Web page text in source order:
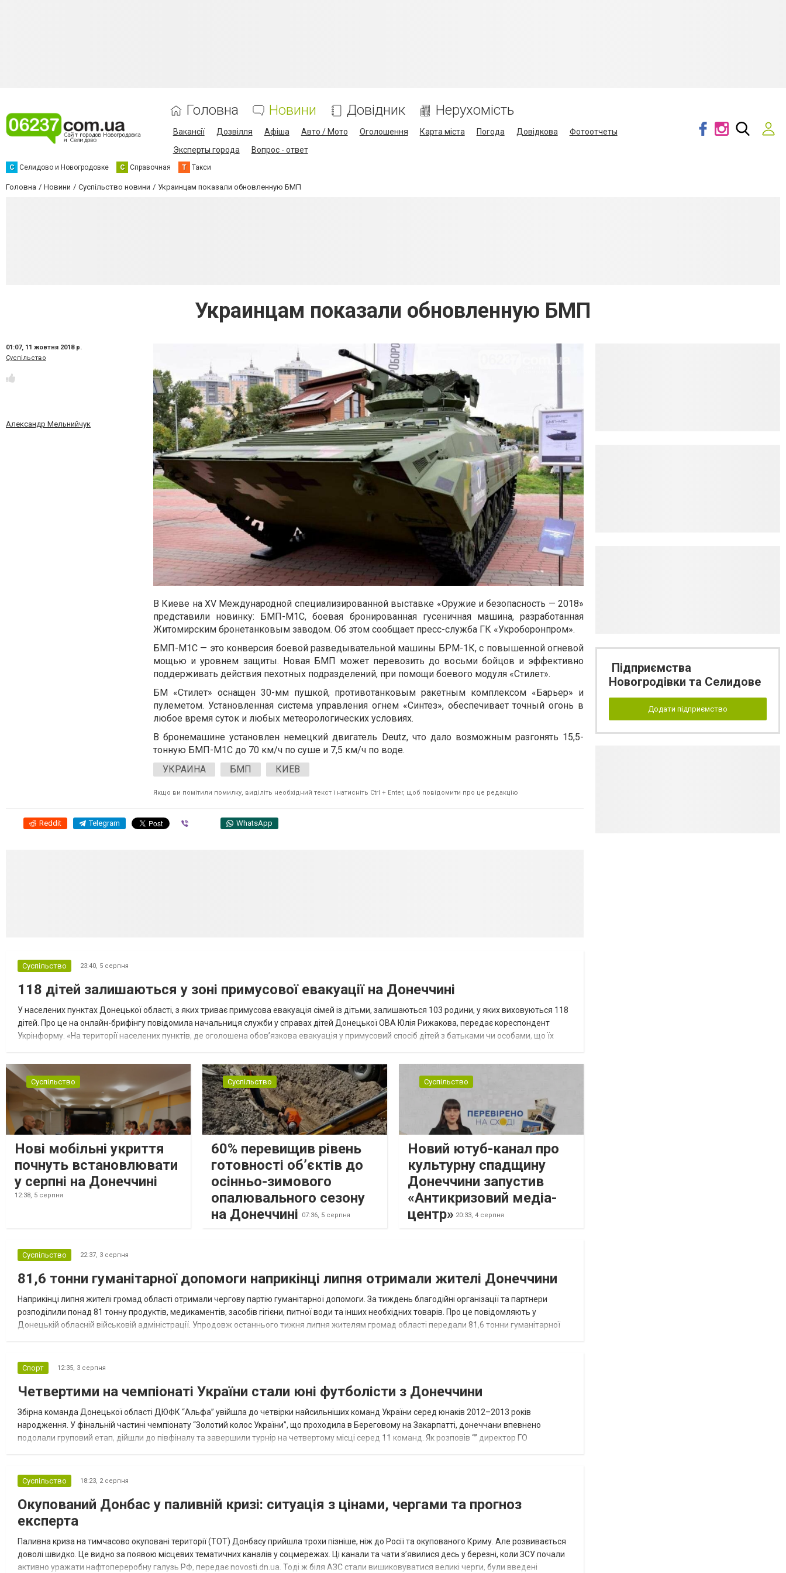
Головна Новини Довідник Нерухомість
Вакансії Дозвілля Афіша Авто / Мото Оголошення Карта міста Погода Довідкова
Фотоотчеты
Эксперты города
Вопрос - ответ
С Селидово и Новогродовке С Справочная Т Такси
Головна Новини Суспільство новини Украинцам показали обновленную БМП
Украинцам показали обновленную БМП
01:07, 11 жовтня 2018 р.
Суспільство
Александр Мельнийчук
В Киеве на XV Международной специализированной выставке «Оружие и безопасность — 2018»
представили новинку: БМП-М1С, боевая бронированная гусеничная машина, разработанная
Житомирским бронетанковым заводом. Об этом сообщает пресс-служба ГК «Укроборонпром».
БМП-М1С — это конверсия боевой разведывательной машины БРМ-1К, с повышенной огневой
мощью и уровнем защиты. Новая БМП может перевозить до восьми бойцов и эффективно
поддерживать действия пехотных подразделений, при помощи боевого модуля «Стилет».
БМ «Стилет» оснащен 30-мм пушкой, противотанковым ракетным комплексом «Барьер» и
пулеметом. Установленная система управления огнем «Синтез», обеспечивает точный огонь в
любое время суток и любых метеорологических условиях.
В бронемашине установлен немецкий двигатель Deutz, что дало возможным разгонять 15,5-
тонную БМП-М1С до 70 км/ч по суше и 7,5 км/ч по воде.
УКРАИНА
БМП КИЕВ
Якщо ви помітили помилку, виділіть необхідний текст і натисніть Ctrl + Enter, щоб повідомити про це редакцію
Reddit Telegram WhatsApp
Суспільство 23:40, 5 серпня
118 дітей залишаються у зоні примусової евакуації на Донеччині
У населених пунктах Донецької області, з яких триває примусова евакуація сімей із дітьми, залишаються 103 родини, у яких виховуються 118
дітей. Про це на онлайн-брифінгу повідомила начальниця служби у справах дітей Донецької ОВА Юлія Рижакова, передає кореспондент
Укрінформу. «На території населених пунктів, де оголошена обов’язкова евакуація у примусовий спосіб дітей з батьками чи особами, що їх
Суспільство
Нові мобільні укриття
почнуть встановлювати
у серпні на Донеччині
12:38, 5 серпня
Суспільство
60% перевищив рівень
готовності об’єктів до
осінньо-зимового
опалювального сезону
на Донеччині
07:36, 5 серпня
Суспільство
Новий ютуб-канал про
культурну спадщину
Донеччини запустив
«Антикризовий медіа-
центр» 20:33, 4 серпня
Суспільство 22:37, 3 серпня
81,6 тонни гуманітарної допомоги наприкінці липня отримали жителі Донеччини
Наприкінці липня жителі громад області отримали чергову партію гуманітарної допомоги. За тиждень благодійні організації та партнери
розподілили понад 81 тонну продуктів, медикаментів, засобів гігієни, питної води та інших необхідних товарів. Про це повідомляють у
Донецькій обласній військовій адміністрації. Упродовж останнього тижня липня жителям громад області передали 81,6 тонни гуманітарної
Спорт 12:35, 3 серпня
Четвертими на чемпіонаті України стали юні футболісти з Донеччини
Збірна команда Донецької області ДЮФК “Альфа” увійшла до четвірки найсильніших команд України серед юнаків 2012–2013 років
народження. У фінальній частині чемпіонату “Золотий колос України”, що проходила в Береговому на Закарпатті, донеччани впевнено
подолали груповий етап, дійшли до півфіналу та завершили турнір на четвертому місці серед 11 команд. Як розповів “” директор ГО
Суспільство 18:23, 2 серпня
Окупований Донбас у паливній кризі: ситуація з цінами, чергами та прогноз
експерта
Паливна криза на тимчасово окуповані території (ТОТ) Донбасу прийшла трохи пізніше, ніж до Росії та окупованого Криму. Але розвивається
доволі швидко. Це видно за появою місцевих тематичних каналів у соцмережах. Ці канали та чати з’явилися десь у березні, коли ЗСУ почали
активно уражати нафтопереробну галузь РФ, передає novosti.dn.ua. Тоді ж біля АЗС стали вишиковуватися великі черги, були введені
Підприємства
Новогродівки та Селидове
Додати підприємство